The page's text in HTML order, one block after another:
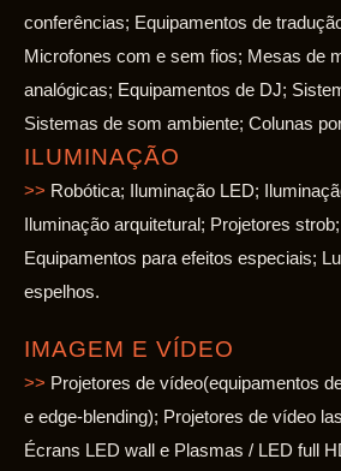
conferências; Equipamentos de
Microfones com e sem fios; Mesas de
analógicas; Equipamentos de DJ;
Sistemas de som ambiente; Colunas
ILUMINAÇÃO
>> Robótica; Iluminação LED;
Iluminação arquitetural; Projetores
Equipamentos para efeitos especiais;
espelhos.
IMAGEM E VÍDEO
>> Projetores de vídeo(equipamentos
e edge-blending); Projetores de vídeo
Écrans LED wall e Plasmas / LED full